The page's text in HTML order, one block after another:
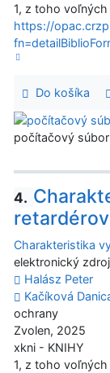
1, z toho voľných
https://
Do košíka
počítačový súbor
4.
Charakteristika
elektronický zdroj
Halász Peter
Kačíková
ochrany
Zvolen, 2025
xkni - KNIHY
1, z toho voľných